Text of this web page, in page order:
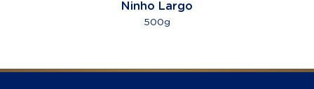
Ninho Largo
500g